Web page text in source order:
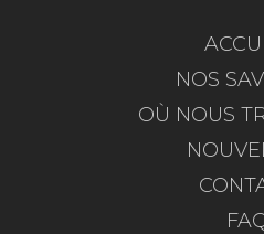
NOS
OÙ NOUS